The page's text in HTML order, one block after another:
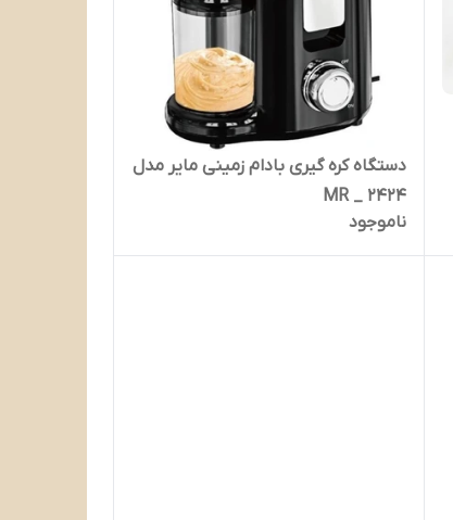
دستگاه کره گیری بادام زمینی مایر مدل
MR _ 2424
ناموجود